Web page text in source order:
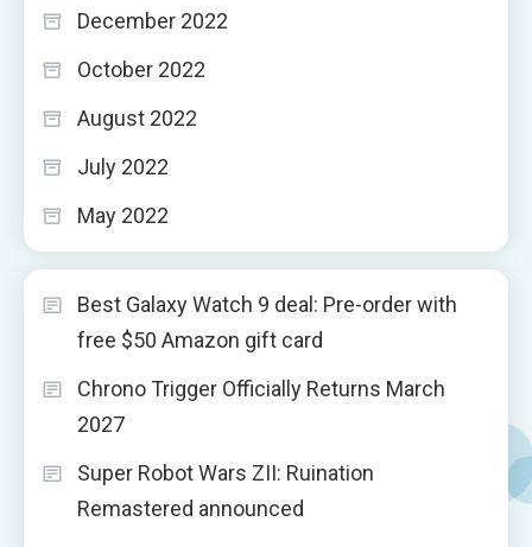
December 2022
October 2022
August 2022
July 2022
May 2022
Best Galaxy Watch 9 deal: Pre-order with
free $50 Amazon gift card
Chrono Trigger Officially Returns March
2027
Super Robot Wars ZII: Ruination
Remastered announced